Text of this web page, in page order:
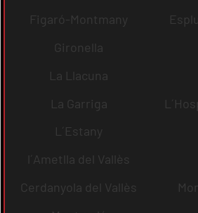
Figaró-Montmany
Gironella
La Llacuna
La Garriga
L´Estany
l´Ametlla del Vallès
Cerdanyola del Vallès